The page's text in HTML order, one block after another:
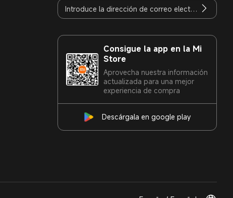
Consigue la app en la Mi
Store
Aprovecha nuestra información
actualizada para una mejor
experiencia de compra
Descárgala en google play